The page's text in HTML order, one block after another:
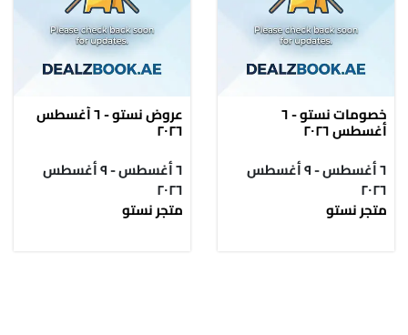
خصومات نستو - ٦
أغسطس ٢٠٢٦
٦ أغسطس - ٩ أغسطس
٢٠٢٦
متجر نستو
عروض نستو - ٦ أغسطس
٢٠٢٦
٦ أغسطس - ٩ أغسطس
٢٠٢٦
متجر نستو